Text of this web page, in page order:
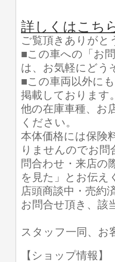
詳しくはこち
ご覧頂きありがと
■この車への「お
は、お気軽にどう
■この車両以外に
掲載しております。
他の在庫車種、お
ください。
本体価格には保険
りませんのでお問
問合わせ・来店の
を見た」とお伝え
店頭商談中・売約
お問合せ頂き、該
スタッフ一同、お
【ショップ情報】